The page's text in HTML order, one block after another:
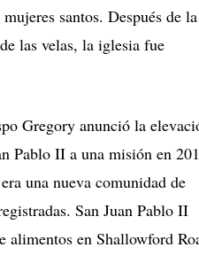
santos. Después de la
las velas, la iglesia fue
Gregory anunció la
Pablo II a una misión en
una nueva comunidad de
San Juan Pablo II
alimentos en Shallowford